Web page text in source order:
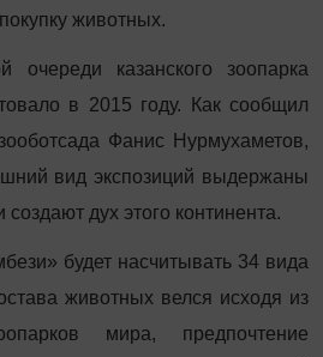
животных.
очереди казанского зоопарка
в 2015 году. Как сообщил
Фанис Нурмухаметов,
вид экспозиций выдержаны
дух этого континента.
будет насчитывать 34 вида
животных велся исходя из
мира, предпочтение